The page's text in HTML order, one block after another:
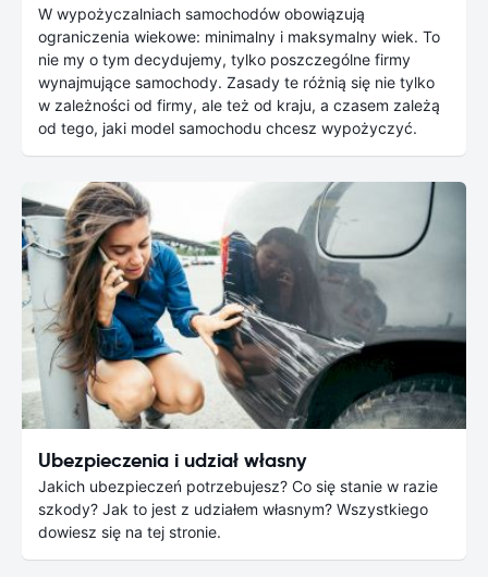
W wypożyczalniach samochodów obowiązują
ograniczenia wiekowe: minimalny i maksymalny wiek. To
nie my o tym decydujemy, tylko poszczególne firmy
wynajmujące samochody. Zasady te różnią się nie tylko
w zależności od firmy, ale też od kraju, a czasem zależą
od tego, jaki model samochodu chcesz wypożyczyć.
Ubezpieczenia i udział własny
Jakich ubezpieczeń potrzebujesz? Co się stanie w razie
szkody? Jak to jest z udziałem własnym? Wszystkiego
dowiesz się na tej stronie.